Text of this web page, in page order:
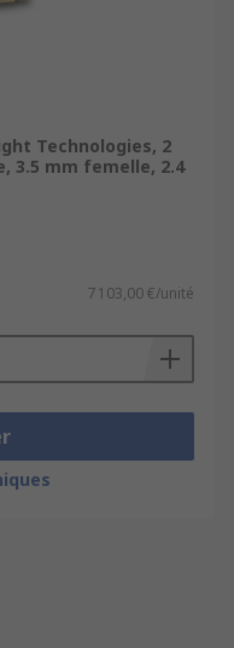
Technologies, 2
3.5 mm femelle, 2.4
7 103,00 €/unité